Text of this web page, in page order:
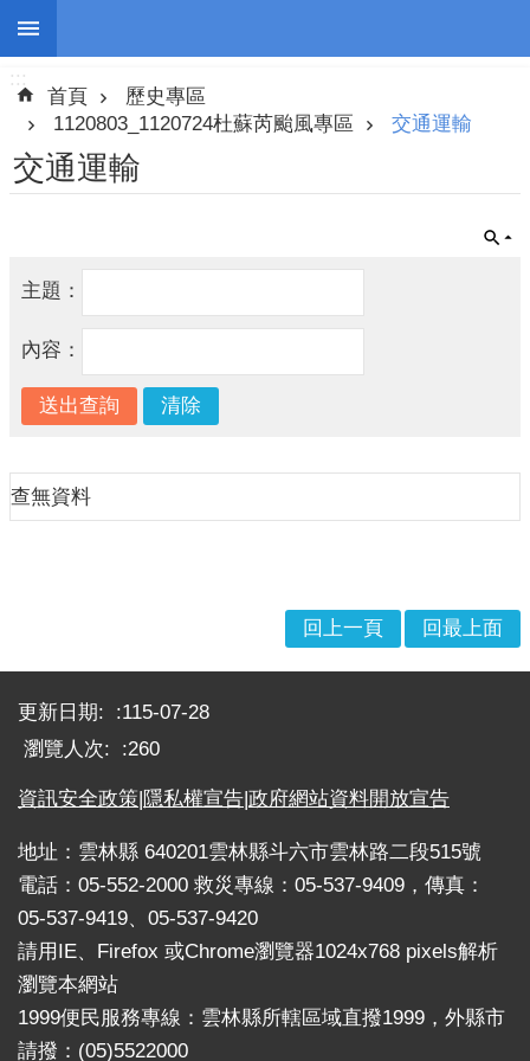
跳到主要內容區塊
進
階
搜
班
課
災
聞
警
收
容
捐
款、
募
集
及
災
害
救
資
:::
首頁
歷史專區
1120803_1120724杜蘇芮颱風專區
交通運輸
交通運輸
主題：
內容：
查無資料
回上一頁 回最上面
更新日期:
115-07-28
瀏覽人次:
260
資訊安全政策|隱私權宣告|政府網站資料開放宣告
地址：雲林縣 640201雲林縣斗六市雲林路二段515號
電話：05-552-2000 救災專線：05-537-9409，傳真：
05-537-9419、05-537-9420
請用IE、Firefox 或Chrome瀏覽器1024x768 pixels解析
瀏覽本網站
1999便民服務專線：雲林縣所轄區域直撥1999，外縣市
請撥：(05)5522000